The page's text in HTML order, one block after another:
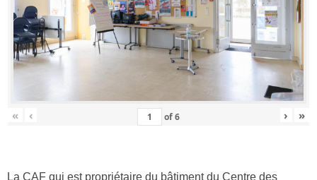
« ‹ of6 › »
La CAF qui est propriétaire du bâtiment du Centre des